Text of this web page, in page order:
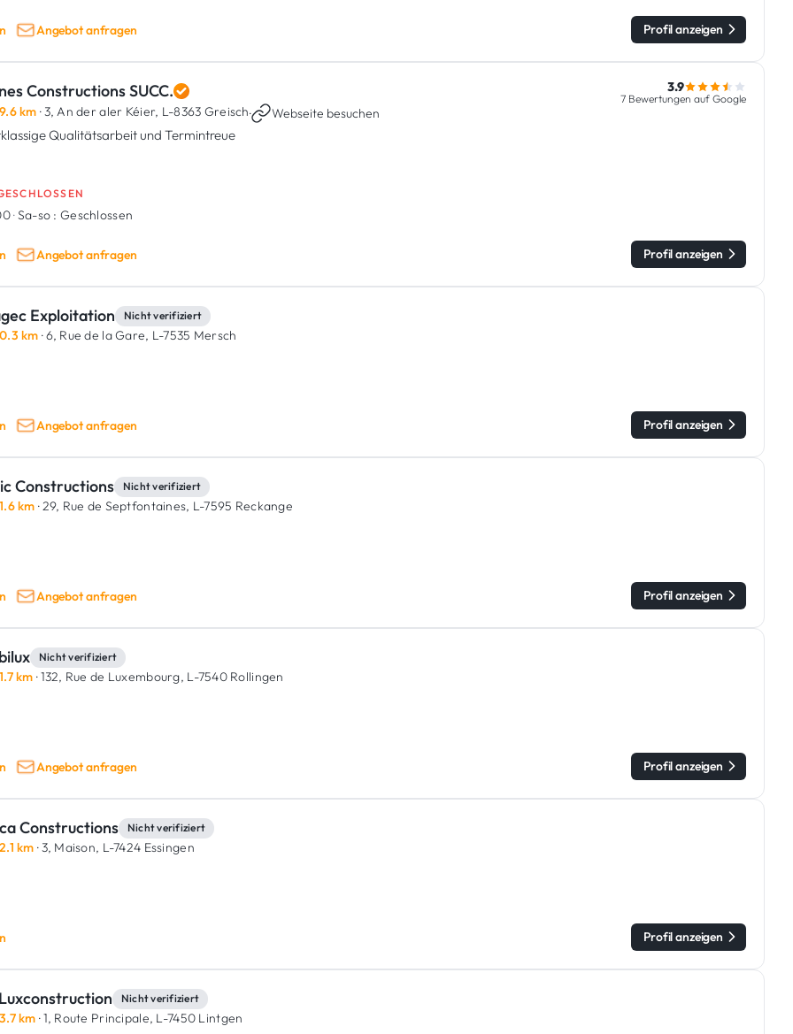
Angebot anfragen Profil anzeigen
Constructions SUCC.
9.6 km · 3, An der aler Kéier, L-8363 Greisch· Webseite besuchen
Qualitätsarbeit und Termintreue
3.9
7 Bewertungen auf Google
·Sa-so : Geschlossen
Angebot anfragen Profil anzeigen
Exploitation Nicht verifiziert
0.3 km · 6, Rue de la Gare, L-7535 Mersch
Angebot anfragen Profil anzeigen
Constructions Nicht verifiziert
1.6 km · 29, Rue de Septfontaines, L-7595 Reckange
Angebot anfragen Profil anzeigen
Nicht verifiziert
1.7 km · 132, Rue de Luxembourg, L-7540 Rollingen
Angebot anfragen Profil anzeigen
Constructions Nicht verifiziert
2.1 km · 3, Maison, L-7424 Essingen
Profil anzeigen
Nicht verifiziert
3.7 km · 1, Route Principale, L-7450 Lintgen